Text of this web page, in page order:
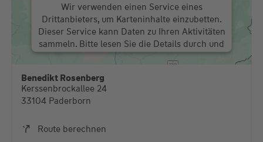
Wir verwenden einen Service eines
Drittanbieters, um Karteninhalte einzubetten.
Dieser Service kann Daten zu Ihren Aktivitäten
sammeln. Bitte lesen Sie die Details durch und
stimmen Sie der Nutzung des Service zu, um
diese Karte anzuzeigen.
Mehr Informationen
Benedikt Rosenberg
Kerssenbrockallee 24
33104 Paderborn
Route berechnen